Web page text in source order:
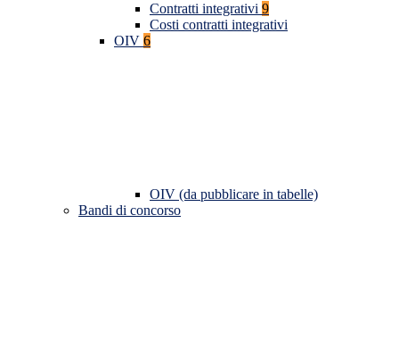
Contratti integrativi 9
Costi contratti integrativi
OIV 6
OIV (da pubblicare in tabelle)
Bandi di concorso